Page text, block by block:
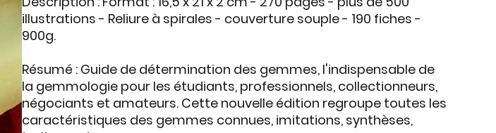
illustrations - Reliure à spirales - couverture souple - 190 fiches -
900g.
Résumé : Guide de détermination des gemmes, l'indispensable de
la gemmologie pour les étudiants, professionnels, collectionneurs,
négociants et amateurs. Cette nouvelle édition regroupe toutes les
caractéristiques des gemmes connues, imitations, synthèses,